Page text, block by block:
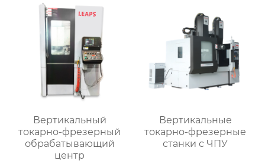
Вертикальный
токарно-фрезерный
обрабатывающий
центр
Вертикальные
токарно-фрезерные
станки с ЧПУ